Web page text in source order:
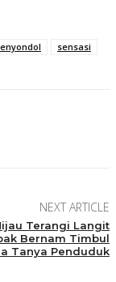
sensasi
NEXT ARTICLE
Terangi Langit
Bernam Timbul
Tanya Penduduk